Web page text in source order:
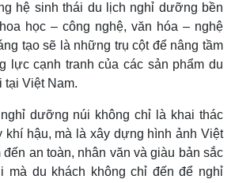
hệ sinh thái du lịch nghỉ dưỡng bền
học – công nghệ, văn hóa – nghệ
tạo sẽ là những trụ cột để nâng tầm
lực cạnh tranh của các sản phẩm du
tại Việt Nam.
dưỡng núi không chỉ là khai thác
khí hậu, mà là xây dựng hình ảnh Việt
an toàn, nhân văn và giàu bản sắc
mà du khách không chỉ đến để nghỉ